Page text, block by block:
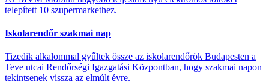
telepített 10 szupermarkethez.
Iskolarendőr szakmai nap
Tizedik alkalommal gyűltek össze az iskolarendőrök Budapesten a
Teve utcai Rendőrségi Igazgatási Központban, hogy szakmai napon
tekintsenek vissza az elmúlt évre.